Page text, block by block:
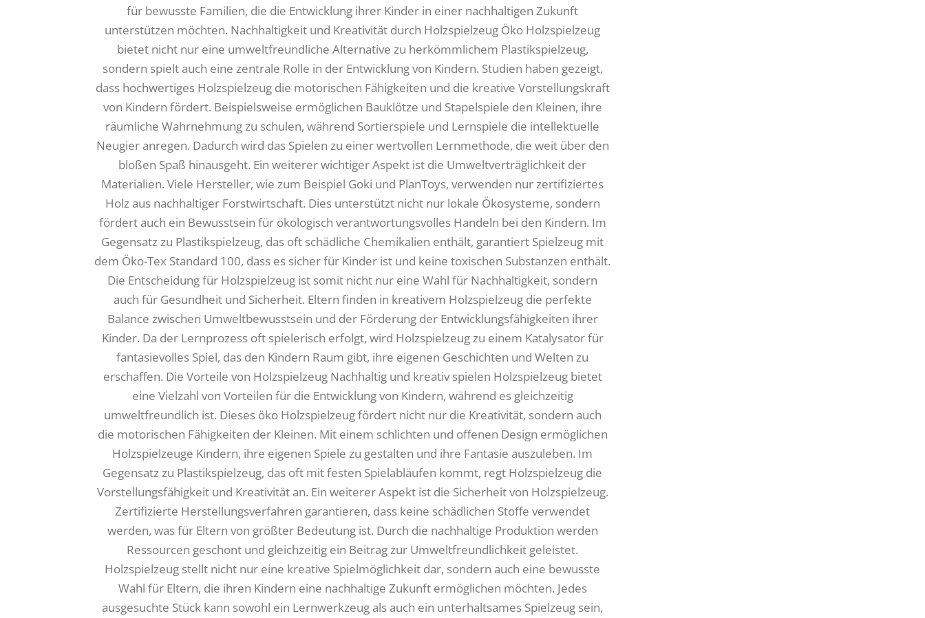
für bewusste Familien, die die Entwicklung ihrer Kinder in einer nachhaltigen Zukunft
unterstützen möchten. Nachhaltigkeit und Kreativität durch Holzspielzeug Öko Holzspielzeug
bietet nicht nur eine umweltfreundliche Alternative zu herkömmlichem Plastikspielzeug,
sondern spielt auch eine zentrale Rolle in der Entwicklung von Kindern. Studien haben gezeigt,
dass hochwertiges Holzspielzeug die motorischen Fähigkeiten und die kreative Vorstellungskraft
von Kindern fördert. Beispielsweise ermöglichen Bauklötze und Stapelspiele den Kleinen, ihre
räumliche Wahrnehmung zu schulen, während Sortierspiele und Lernspiele die intellektuelle
Neugier anregen. Dadurch wird das Spielen zu einer wertvollen Lernmethode, die weit über den
bloßen Spaß hinausgeht. Ein weiterer wichtiger Aspekt ist die Umweltverträglichkeit der
Materialien. Viele Hersteller, wie zum Beispiel Goki und PlanToys, verwenden nur zertifiziertes
Holz aus nachhaltiger Forstwirtschaft. Dies unterstützt nicht nur lokale Ökosysteme, sondern
fördert auch ein Bewusstsein für ökologisch verantwortungsvolles Handeln bei den Kindern. Im
Gegensatz zu Plastikspielzeug, das oft schädliche Chemikalien enthält, garantiert Spielzeug mit
dem Öko-Tex Standard 100, dass es sicher für Kinder ist und keine toxischen Substanzen enthält.
Die Entscheidung für Holzspielzeug ist somit nicht nur eine Wahl für Nachhaltigkeit, sondern
auch für Gesundheit und Sicherheit. Eltern finden in kreativem Holzspielzeug die perfekte
Balance zwischen Umweltbewusstsein und der Förderung der Entwicklungsfähigkeiten ihrer
Kinder. Da der Lernprozess oft spielerisch erfolgt, wird Holzspielzeug zu einem Katalysator für
fantasievolles Spiel, das den Kindern Raum gibt, ihre eigenen Geschichten und Welten zu
erschaffen. Die Vorteile von Holzspielzeug Nachhaltig und kreativ spielen Holzspielzeug bietet
eine Vielzahl von Vorteilen für die Entwicklung von Kindern, während es gleichzeitig
umweltfreundlich ist. Dieses öko Holzspielzeug fördert nicht nur die Kreativität, sondern auch
die motorischen Fähigkeiten der Kleinen. Mit einem schlichten und offenen Design ermöglichen
Holzspielzeuge Kindern, ihre eigenen Spiele zu gestalten und ihre Fantasie auszuleben. Im
Gegensatz zu Plastikspielzeug, das oft mit festen Spielabläufen kommt, regt Holzspielzeug die
Vorstellungsfähigkeit und Kreativität an. Ein weiterer Aspekt ist die Sicherheit von Holzspielzeug.
Zertifizierte Herstellungsverfahren garantieren, dass keine schädlichen Stoffe verwendet
werden, was für Eltern von größter Bedeutung ist. Durch die nachhaltige Produktion werden
Ressourcen geschont und gleichzeitig ein Beitrag zur Umweltfreundlichkeit geleistet.
Holzspielzeug stellt nicht nur eine kreative Spielmöglichkeit dar, sondern auch eine bewusste
Wahl für Eltern, die ihren Kindern eine nachhaltige Zukunft ermöglichen möchten. Jedes
ausgesuchte Stück kann sowohl ein Lernwerkzeug als auch ein unterhaltsames Spielzeug sein,